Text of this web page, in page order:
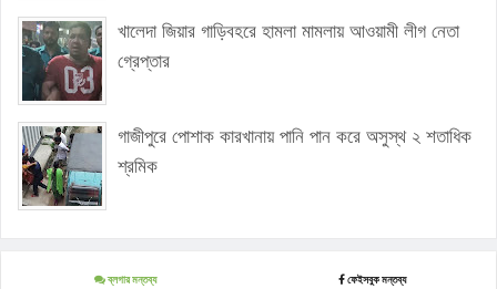
খালেদা জিয়ার গাড়িবহরে হামলা মামলায় আওয়ামী লীগ নেতা
গ্রেপ্তার
গাজীপুরে পোশাক কারখানায় পানি পান করে অসুস্থ ২ শতাধিক
শ্রমিক
ব্লগার মন্তব্য ফেইসবুক মন্তব্য